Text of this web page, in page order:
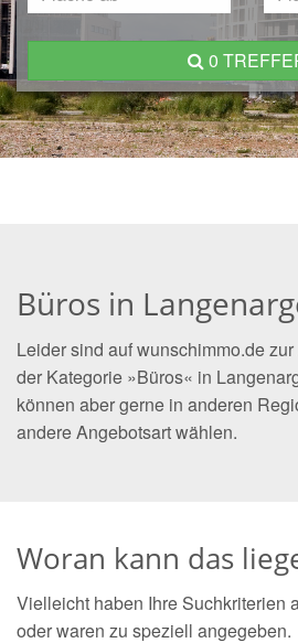
0
Büros in
Leider sind auf wunschimmo.de
der Kategorie »Büros« in
können aber gerne in anderen
andere Angebotsart wählen.
Woran kann das
Vielleicht haben Ihre Suchkriterien
oder waren zu speziell angegeben.